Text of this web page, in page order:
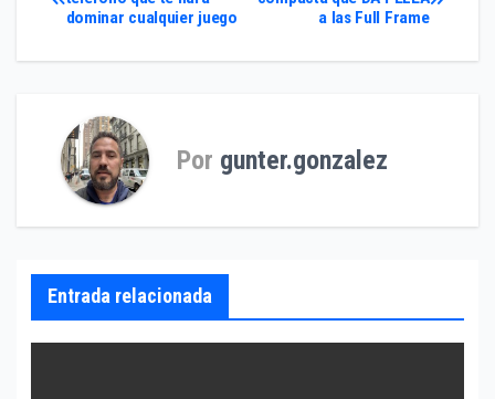
de
a las Full Frame
dominar cualquier juego
Por gunter.gonzalez
Entrada relacionada